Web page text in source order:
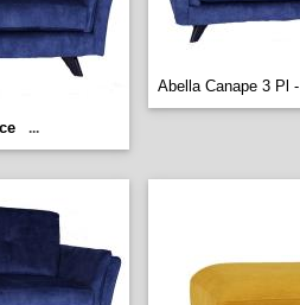
...
Abella Canape 3 Pl -